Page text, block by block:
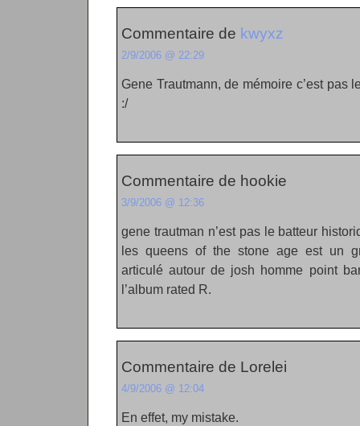
Commentaire de kwyxz
2/9/2006 @ 22:29
Gene Trautmann, de mémoire c’est pas
:/
Commentaire de hookie
3/9/2006 @ 12:36
gene trautman n’est pas le batteur
les queens of the stone age est un
articulé autour de josh homme point
l’album rated R.
Commentaire de Lorelei
4/9/2006 @ 12:04
En effet, my mistake.